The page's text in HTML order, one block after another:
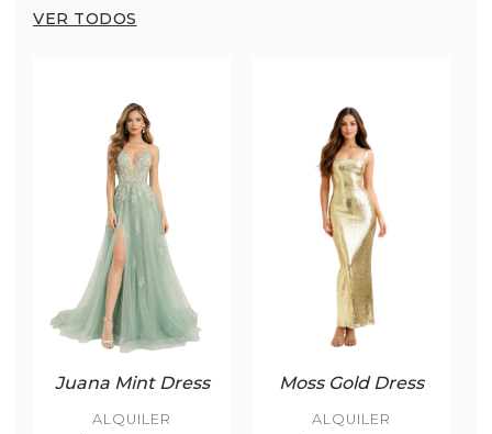
VER TODOS
Juana Mint Dress
ALQUILER
Moss Gold Dress
ALQUILER